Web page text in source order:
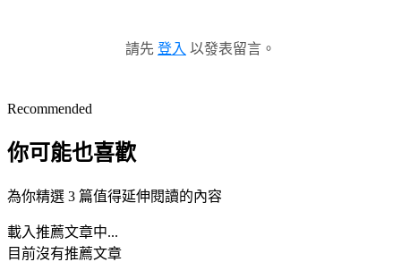
請先 登入 以發表留言。
Recommended
你可能也喜歡
為你精選 3 篇值得延伸閱讀的內容
載入推薦文章中...
目前沒有推薦文章